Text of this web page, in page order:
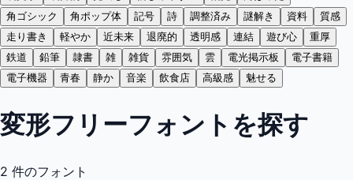
角ゴシック
角ポップ体 記号 詩 調整済み 謎解き 資料
質感
走り書き
軽やか 近未来 退廃的 透明感 連結 遊び心
重厚
鉄道
鉛筆 隷書 雑 雑貨 雰囲気 雲 電光掲示板
電子書籍
電子機器
青春 静か 音楽 飲食店 高級感 魅せる
変形フリーフォントを探す
2 件のフォント